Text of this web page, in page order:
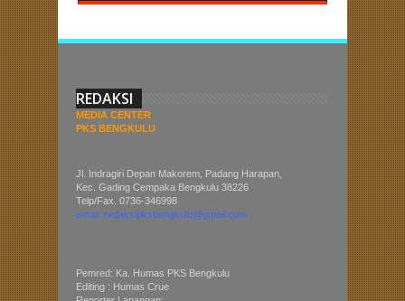
REDAKSI
MEDIA CENTER
PKS BENGKULU
Jl. Indragiri Depan Makorem, Padang Harapan,
Kec. Gading Cempaka Bengkulu 38226
Telp/Fax. 0736-346998
email: redaksipksbengkulu@gmail.com
Pemred: Ka. Humas PKS Bengkulu
Editing : Humas Crue